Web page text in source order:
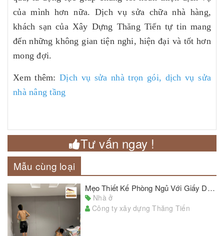
của mình hơn nữa. Dịch vụ sửa chữa nhà hàng,
khách sạn của Xây Dựng Thăng Tiến tự tin mang
đến những không gian tiện nghi, hiện đại và tốt hơn
mong đợi.
Xem thêm:Dịch vụ sửa nhà trọn gói, dịch vụ sửa
nhà nâng tầng
Tư vấn ngay !
Mẫu cùng loại
Mẹo Thiết Kế Phòng Ngủ Với Giấy Dán Tường Đẹp Chủ Nhà Cần Lưu Ý
Nhà ở
Công ty xây dựng Thăng Tiến